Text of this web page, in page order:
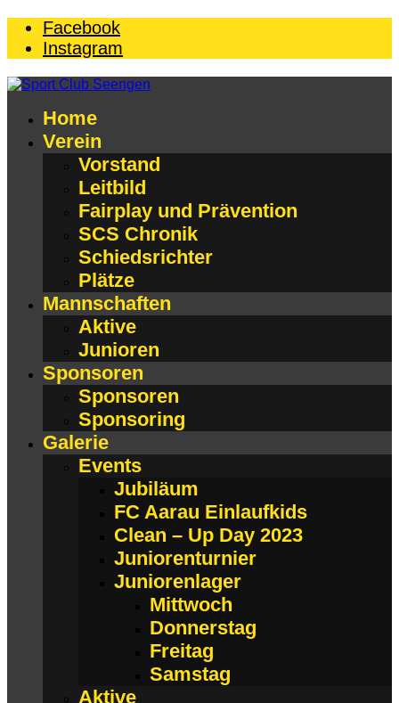
Facebook
Instagram
Home
Verein
Vorstand
Leitbild
Fairplay und Prävention
SCS Chronik
Schiedsrichter
Plätze
Mannschaften
Aktive
Junioren
Sponsoren
Sponsoren
Sponsoring
Galerie
Events
Jubiläum
FC Aarau Einlaufkids
Clean – Up Day 2023
Juniorenturnier
Juniorenlager
Mittwoch
Donnerstag
Freitag
Samstag
Aktive